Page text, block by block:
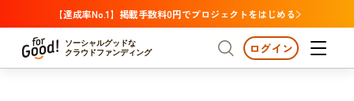
【達成率No.1】掲載手数料0円でプロジェクトをはじめる
ソーシャルグッドな
クラウドファンディング
ログイン